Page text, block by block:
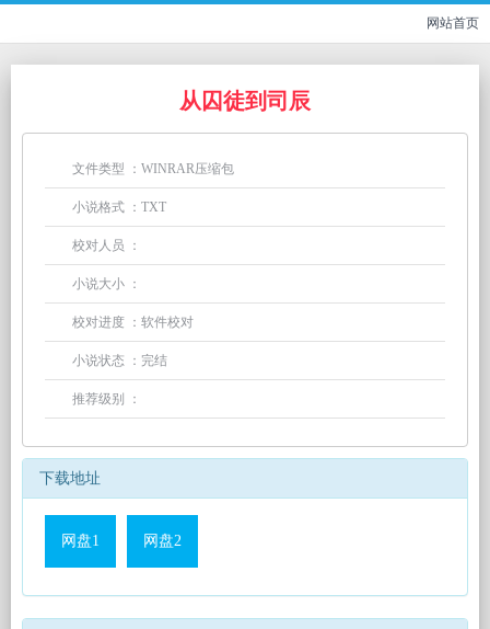
网站首页
从囚徒到司辰
文件类型 ：WINRAR压缩包
小说格式 ：TXT
校对人员 ：
小说大小 ：
校对进度 ：软件校对
小说状态 ：完结
推荐级别 ：
下载地址
网盘1 网盘2